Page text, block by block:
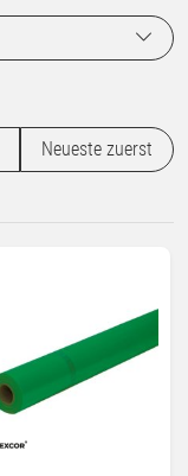
Neueste zuerst